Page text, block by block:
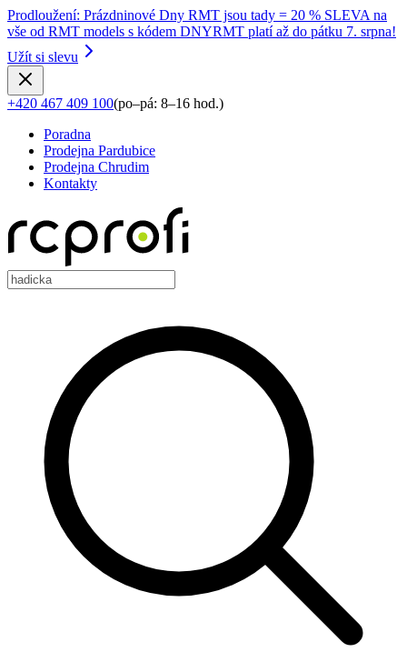
Prodloužení: Prázdninové Dny RMT jsou tady = 20 % SLEVA na
vše od RMT models s kódem DNYRMT platí až do pátku 7. srpna!
Užít si slevu
+420 467 409 100(po–pá: 8–16 hod.)
Poradna
Prodejna Pardubice
Prodejna Chrudim
Kontakty